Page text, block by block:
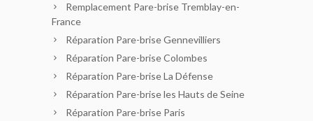
Remplacement Pare-brise Tremblay-en-
France
Réparation Pare-brise Gennevilliers
Réparation Pare-brise Colombes
Réparation Pare-brise La Défense
Réparation Pare-brise les Hauts de Seine
Réparation Pare-brise Paris